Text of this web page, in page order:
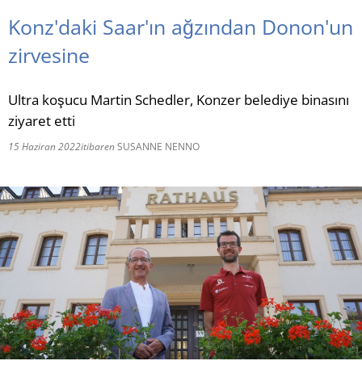
Konz'daki Saar'ın ağzından Donon'un
zirvesine
Ultra koşucu Martin Schedler, Konzer belediye binasını
ziyaret etti
15 Haziran 2022itibarenSUSANNE NENNO